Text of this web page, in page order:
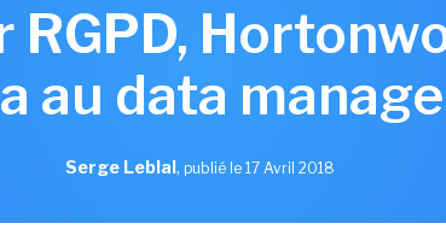
au data
Serge Leblal, publié le 17 Avril 2018